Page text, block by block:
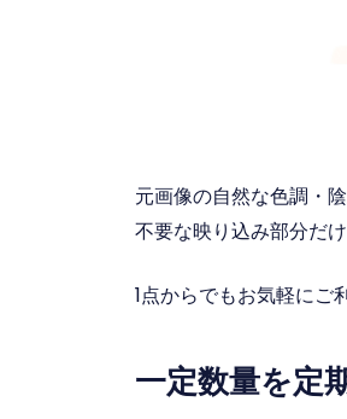
元画像の自然な色調・
不要な映り込み部分だ
1点からでもお気軽にご
一定数量を定